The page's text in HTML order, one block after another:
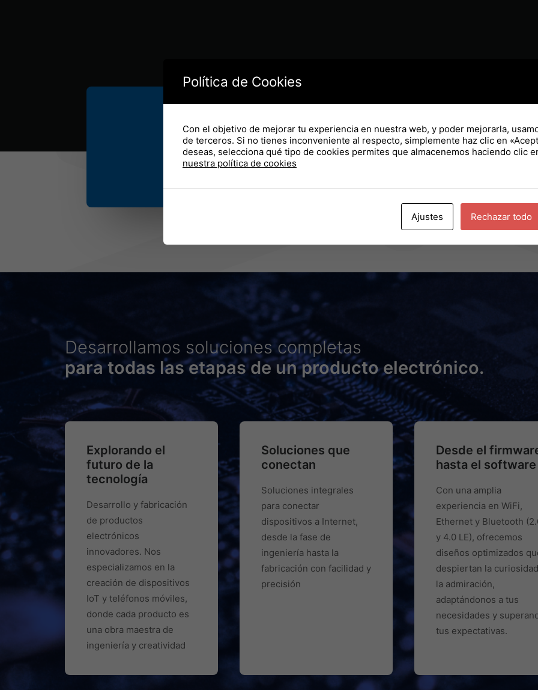
Fabricación y diseño
electrónico
Expertos en diseño
electrónicos para
Desarrollamos soluciones completas
para todas las etapas de un producto electrónico.
Explorando el
futuro de la
tecnología
Desarrollo y fabricación
de productos
electrónicos
innovadores. Nos
especializamos en la
creación de dispositivos
IoT y teléfonos móviles,
donde cada producto es
una obra maestra de
ingeniería y creatividad
Soluciones que
conectan
Soluciones integrales
para conectar
dispositivos a Internet,
desde la fase de
ingeniería hasta la
fabricación con facilidad y
precisión
Desde el
hasta el software
Con una amplia
experiencia en WiFi,
Ethernet y Bluetooth
y 4.0 LE), ofrecemos
diseños optimizados
despiertan la
la admiración,
adaptándonos a tus
necesidades y
tus expectativas.
Política de Cookies
Con el objetivo de mejorar tu experiencia en nuestra web, y poder mejorarla,
de terceros. Si no tienes inconveniente al respecto, simplemente haz clic en
deseas, selecciona qué tipo de cookies permites que almacenemos haciendo clic
nuestra política de cookies
Ajustes Rechazar todo